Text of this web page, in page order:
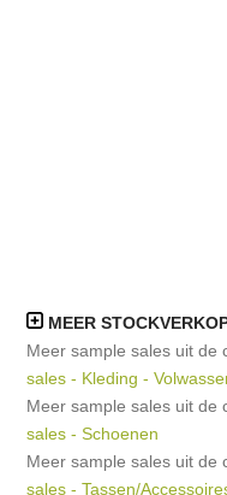
MEER
Meer sample sales uit de
sales - Kleding -
Meer sample sales uit de
sales - Schoenen
Meer sample sales uit de
sales - Tassen/